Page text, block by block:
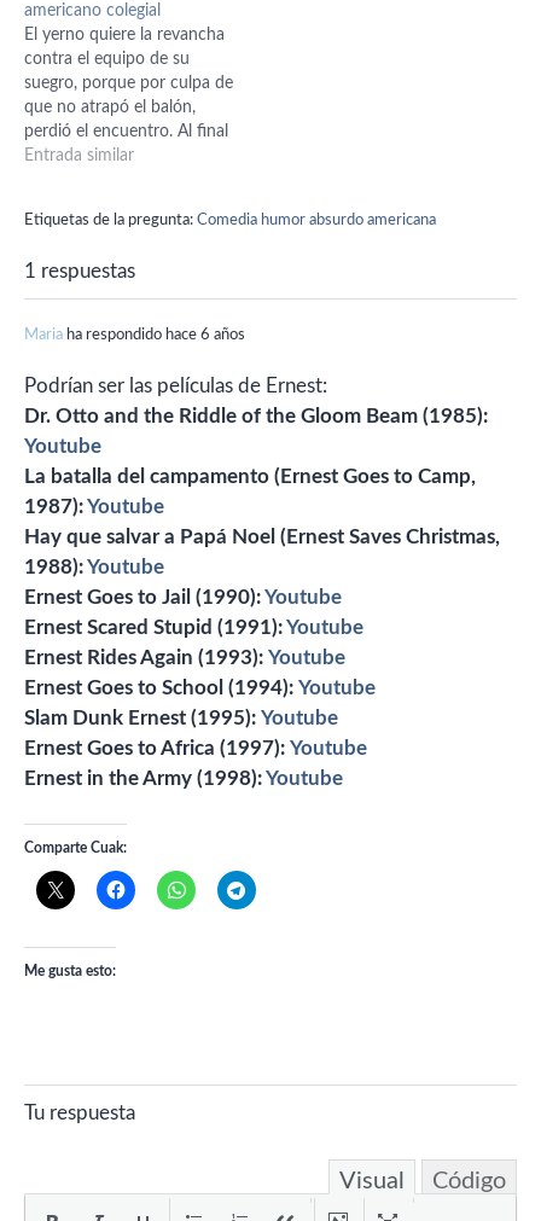
americano colegial
El yerno quiere la revancha
contra el equipo de su
suegro, porque por culpa de
que no atrapó el balón,
perdió el encuentro. Al final
de la película se repite esta
Entrada similar
Etiquetas de la pregunta: Comedia humor absurdo americana
1 respuestas
Maria ha respondido hace 6 años
Podrían ser las películas de Ernest:
Dr. Otto and the Riddle of the Gloom Beam (1985):
Youtube
La batalla del campamento (Ernest Goes to Camp,
1987):Youtube
Hay que salvar a Papá Noel (Ernest Saves Christmas,
1988):Youtube
Ernest Goes to Jail (1990):Youtube
Ernest Scared Stupid (1991):Youtube
Ernest Rides Again (1993): Youtube
Ernest Goes to School (1994): Youtube
Slam Dunk Ernest (1995): Youtube
Ernest Goes to Africa (1997): Youtube
Ernest in the Army (1998):Youtube
Comparte Cuak:
Me gusta esto:
Tu respuesta
Visual Código